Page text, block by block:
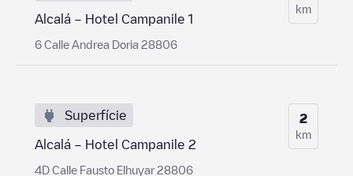
Alcalá – Hotel Campanile 1
6 Calle Andrea Doria 28806
km
Superfície
Alcalá – Hotel Campanile 2
4D Calle Fausto Elhuyar 28806
2
km